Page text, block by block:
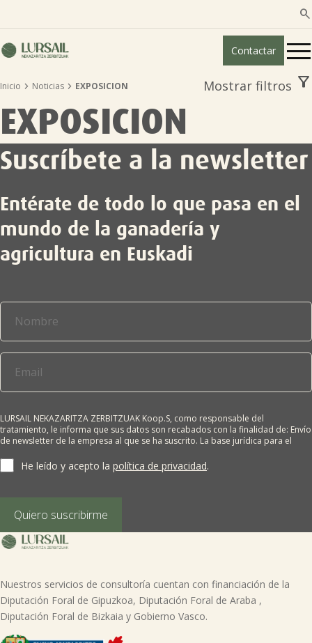

Quiénes somos
Guía transparencia
Servicios agricultura
Entidades asociadas
Tablón de anuncios
Contactar
Inicio  Noticias  EXPOSICION
EXPOSICION
Mostrar filtros filter_alt
Suscríbete a la newsletter
Entérate de todo lo que pasa en el
mundo de la ganadería y
agricultura en Euskadi
LURSAIL NEKAZARITZA ZERBITZUAK Koop.S, como responsable del
tratamiento, le informa que sus datos son recabados con la finalidad de: Envío
de newsletter de la empresa al que se ha suscrito. La base jurídica para el
terceros salvo obligación legal. Cualquier persona tiene derecho a solicitar el
acceso, rectificación, supresión, limitación del tratamiento, oposición o
lursail@lursailkoop.eus. Puede obtener información adicional en nuestra
página web.
He leído y acepto la política de privacidad.
Quiero suscribirme
Nuestros servicios de consultoría cuentan con financiación de la
Diputación Foral de Gipuzkoa, Diputación Foral de Araba ,
Diputación Foral de Bizkaia y Gobierno Vasco.